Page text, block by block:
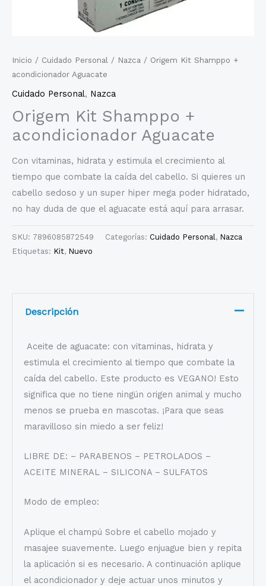
Inicio / Cuidado Personal / Nazca / Origem Kit Shamppo +
acondicionador Aguacate
Cuidado Personal, Nazca
Origem Kit Shamppo +
acondicionador Aguacate
Con vitaminas, hidrata y estimula el crecimiento al
tiempo que combate la caída del cabello. Si quieres un
cabello sedoso y un super hiper mega poder hidratado,
no hay duda de que el aguacate está aquí para arrasar.
SKU: 7896085872549 Categorías: Cuidado Personal , Nazca
Etiquetas: Kit, Nuevo
Descripción
Aceite de aguacate: con vitaminas, hidrata y
estimula el crecimiento al tiempo que combate la
caída del cabello. Este producto es VEGANO! Esto
significa que no tiene ningún origen animal y mucho
menos se prueba en mascotas. ¡Para que seas
maravilloso sin miedo a ser feliz!
LIBRE DE: – PARABENOS – PETROLADOS –
ACEITE MINERAL – SILICONA – SULFATOS
Modo de empleo:
Aplique el champú Sobre el cabello mojado y
masajee suavemente. Luego enjuague bien y repita
la aplicación si es necesario. A continuación aplique
el acondicionador y deje actuar unos minutos y